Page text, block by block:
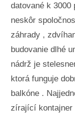
datované k 3000
neskôr
záhrady ,
budovanie dlhé
nádrž je
ktorá funguje
balkóne .
zírající kontajner